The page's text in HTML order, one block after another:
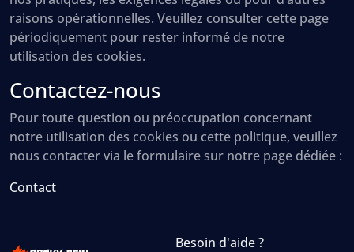
raisons opérationnelles. Veuillez consulter cette page
périodiquement pour rester informé de notre
utilisation des cookies.
Contactez-nous
Pour toute question ou préoccupation concernant
notre utilisation des cookies ou cette politique, veuillez
nous contacter via le formulaire sur notre page dédiée :
Contact
Besoin d'aide ?